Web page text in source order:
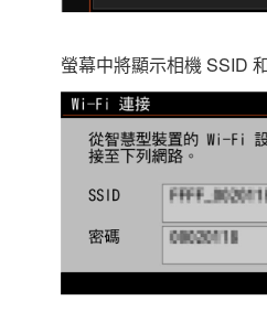
螢幕中將顯示相機 SSID